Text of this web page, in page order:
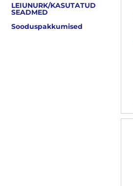
LEIUNURK/KASUTATUD
SEADMED
Sooduspakkumised